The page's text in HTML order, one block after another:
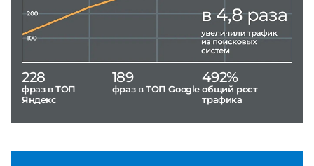
228
фраз в ТОП
Яндекс
189
фраз в ТОП Google
492%
общий рост
трафика